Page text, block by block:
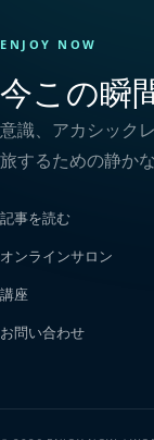
ENJOY NOW
今この瞬
意識、アカシック
旅するための静か
記事を読む
オンラインサロン
講座
お問い合わせ